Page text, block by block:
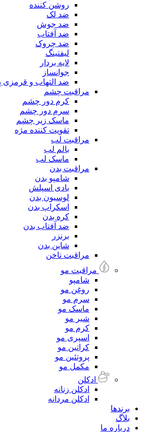
روشن کننده
ضد لک
ضد جوش
ضد آفتاب
ضد چروک
لیفتینگ
لایه بردار
جوانساز
ضد التهاب و
مراقبت چشم
کرم دور چشم
سرم دور چشم
ماسک زیر چشم
تقویت کننده مژه
مراقبت لب
بالم لب
ماسک لب
مراقبت بدن
شامپو بدن
بادی اسپلش
لوسیون بدن
اسکراپ بدن
کره بدن
ضد آفتاب بدن
برنزر
شاین بدن
مراقبت ناخن
مراقبت مو
شامپو
روغن مو
سرم مو
ماسک مو
شیر مو
کرم مو
اسپری مو
کراتین مو
پروتئین مو
مکمل مو
ادکلن
ادکلن زنانه
ادکلن مردانه
برندها
بلاگ
درباره ما